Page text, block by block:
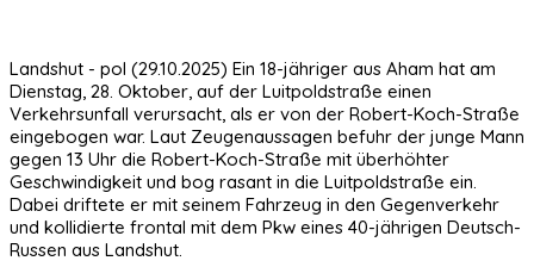
Landshut - pol (29.10.2025) Ein 18-jähriger aus Aham hat am
Dienstag, 28. Oktober, auf der Luitpoldstraße einen
Verkehrsunfall verursacht, als er von der Robert-Koch-Straße
eingebogen war. Laut Zeugenaussagen befuhr der junge Mann
gegen 13 Uhr die Robert-Koch-Straße mit überhöhter
Geschwindigkeit und bog rasant in die Luitpoldstraße ein.
Dabei driftete er mit seinem Fahrzeug in den Gegenverkehr
und kollidierte frontal mit dem Pkw eines 40-jährigen Deutsch-
Russen aus Landshut.